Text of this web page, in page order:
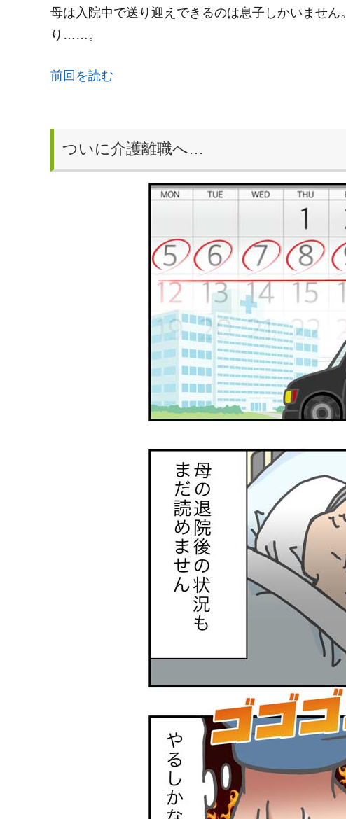
母は入院中で送り迎えできるのは息子しかいませ
り……。
前回を読む
ついに介護離職へ…